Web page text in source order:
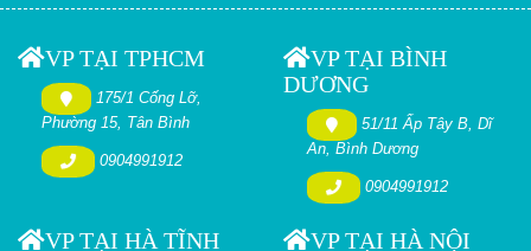
VP TẠI TPHCM
175/1 Cống Lỡ,
Phường 15, Tân Bình
0904991912
VP TẠI BÌNH
DƯƠNG
51/11 Ấp Tây B, Dĩ
An, Bình Dương
0904991912
VP TẠI HÀ TĨNH VP TẠI HÀ NỘI